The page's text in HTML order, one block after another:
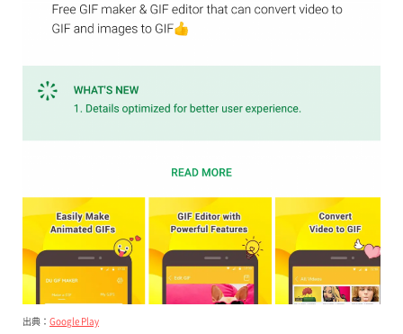
出典： Google Play